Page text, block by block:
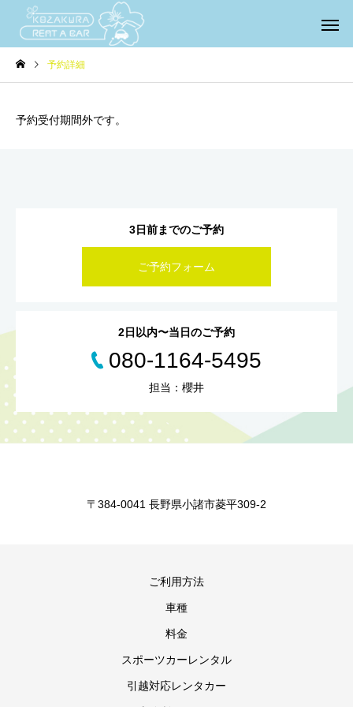
予約詳細
予約受付期間外です。
3日前までのご予約
ご予約フォーム
2日以内〜当日のご予約
080-1164-5495
担当：櫻井
〒384-0041 長野県小諸市菱平309-2
ご利用方法
車種
料金
スポーツカーレンタル
引越対応レンタカー